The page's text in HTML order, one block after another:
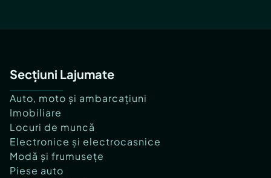
Secțiuni Lajumate
Auto, moto și ambarcațiuni
Imobiliare
Locuri de muncă
Electronice și electrocasnice
Modă și frumusețe
Piese auto